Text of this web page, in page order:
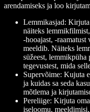
arendamiseks ja loo
Lemmikasjad:
näiteks
-hooajast, -raamatust
meeldib. Näiteks
süžeest, lemmikpüha
tegevustest, mida
Supervõime: Kujuta
ja kuidas sa seda
mõtlema ja
Pereliige: Kirjuta
iseloomu,